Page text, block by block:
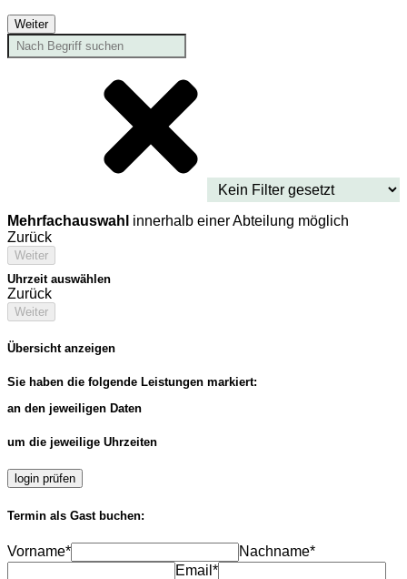
Weiter
Mehrfachauswahl innerhalb einer Abteilung möglich
Zurück
Weiter
Uhrzeit auswählen
Zurück
Weiter
Übersicht anzeigen
Sie haben die folgende Leistungen markiert:
an den jeweiligen Daten
um die jeweilige Uhrzeiten
login prüfen
Termin als Gast buchen:
Vorname*
Nachname*
Email*